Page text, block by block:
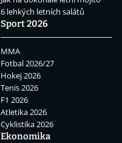
6 lehkých letních salátů
Sport 2026
MMA
Fotbal 2026/27
Hokej 2026
Tenis 2026
F1 2026
Atletika 2026
Cyklistika 2026
Ekonomika